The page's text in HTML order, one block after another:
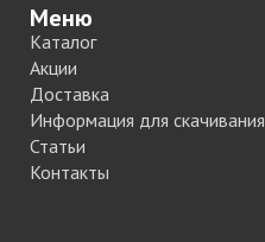
Меню
Каталог
Акции
Доставка
Информация для скачивания
Статьи
Контакты